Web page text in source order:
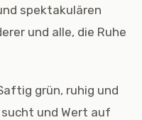
spektakulären
und alle, die Ruhe
grün, ruhig und
und Wert auf